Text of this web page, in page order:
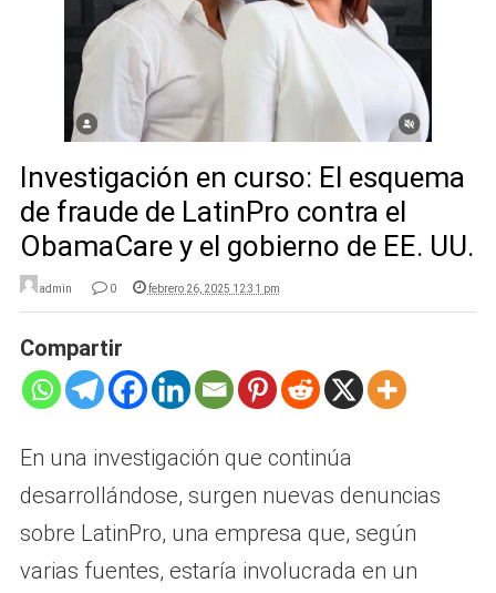
Investigación en curso: El esquema
de fraude de LatinPro contra el
ObamaCare y el gobierno de EE. UU.
admin 0 febrero 26, 2025 12:31 pm
Compartir
En una investigación que continúa
desarrollándose, surgen nuevas denuncias
sobre LatinPro, una empresa que, según
varias fuentes, estaría involucrada en un